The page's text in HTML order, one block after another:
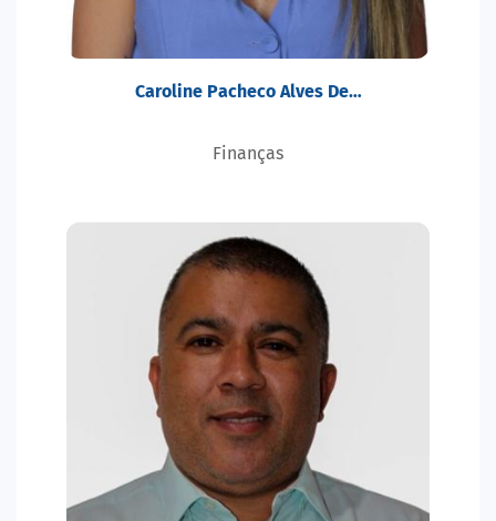
Caroline Pacheco Alves De…
Finanças